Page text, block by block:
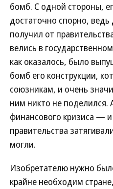
бомб. С одной стороны,
достаточно спорно,
получил от
велись в
как оказалось, было
бомб его конструкции,
союзникам, и очень
ним никто не поделился.
финансового кризиса —
правительства
могли.
Изобретателю нужно
крайне необходим